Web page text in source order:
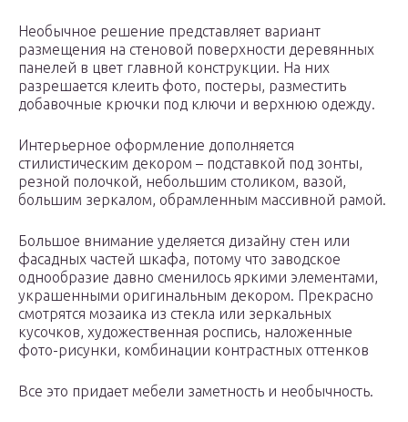
Необычное решение представляет вариант
размещения на стеновой поверхности деревянных
панелей в цвет главной конструкции. На них
разрешается клеить фото, постеры, разместить
добавочные крючки под ключи и верхнюю одежду.
Интерьерное оформление дополняется
стилистическим декором – подставкой под зонты,
резной полочкой, небольшим столиком, вазой,
большим зеркалом, обрамленным массивной рамой.
Большое внимание уделяется дизайну стен или
фасадных частей шкафа, потому что заводское
однообразие давно сменилось яркими элементами,
украшенными оригинальным декором. Прекрасно
смотрятся мозаика из стекла или зеркальных
кусочков, художественная роспись, наложенные
фото-рисунки, комбинации контрастных оттенков
Все это придает мебели заметность и необычность.